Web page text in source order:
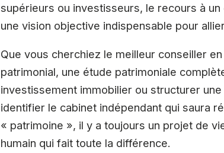
supérieurs ou investisseurs, le recours à
une vision objective indispensable pour
Que vous cherchiez le meilleur conseiller
patrimonial, une étude patrimoniale
investissement immobilier ou structurer
identifier le cabinet indépendant qui saura
« patrimoine », il y a toujours un projet de
humain qui fait toute la différence.